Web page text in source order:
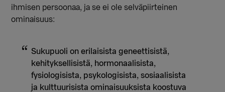
ihmisen persoonaa, ja se ei ole selväpiirteinen
ominaisuus:
Sukupuoli on erilaisista geneettisistä,
kehityksellisistä, hormonaalisista,
fysiologisista, psykologisista, sosiaalisista
ja kulttuurisista ominaisuuksista koostuva